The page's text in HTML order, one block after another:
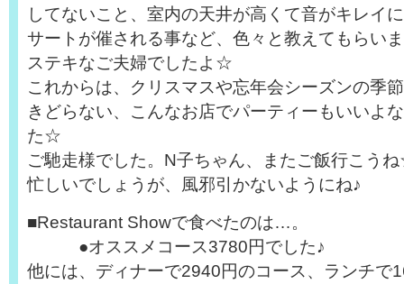
してないこと、室内の天井が高くて音がキレイ
サートが催される事など、色々と教えてもらい
ステキなご夫婦でしたよ☆
これからは、クリスマスや忘年会シーズンの季
きどらない、こんなお店でパーティーもいいよ
た☆
ご馳走様でした。N子ちゃん、またご飯行こう
忙しいでしょうが、風邪引かないようにね♪
■Restaurant Showで食べたのは…。
●オススメコース3780円でした♪
他には、ディナーで2940円のコース、ランチで